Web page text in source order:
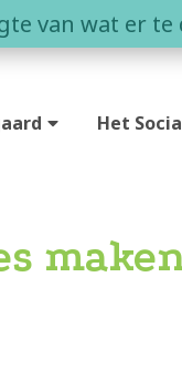
van wat er te
Het
Buurderij